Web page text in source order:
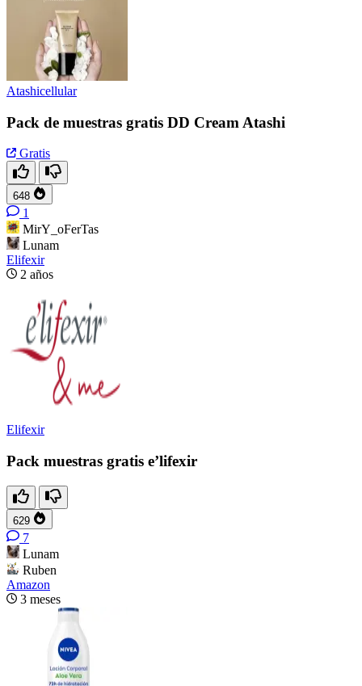
Atashicellular
Pack de muestras gratis DD Cream Atashi
Gratis
648
1
MirY_oFerTas
Lunam
Elifexir
2 años
Elifexir
Pack muestras gratis e’lifexir
629
7
Lunam
Ruben
Amazon
3 meses